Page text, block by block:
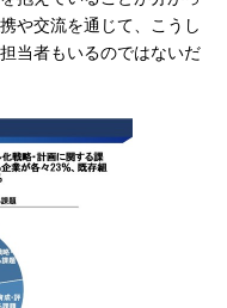
や交流を通じて、こうし
当者もいるのではないだ